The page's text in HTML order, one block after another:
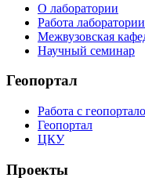
О лаборатории
Работа лаборатории
Межвузовская
Научный семинар
Геопортал
Работа с
Геопортал
ЦКУ
Проекты